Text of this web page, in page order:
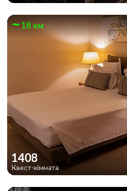
18 км
1408
Квест-кімната